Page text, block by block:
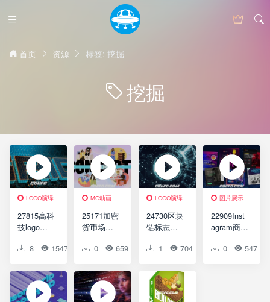
首页 资源 标签: 挖掘
挖掘
LOGO演绎
27815高科
技logo演
模版Hi-
Reveal
8 1547 0 0
MG动画
25171加密
货币场景
画AE模板
ency –
Scene
Situation
0 659 0 0
LOGO演绎
24730区块
链标志标
模板
Logo ID
1 704 0 0
图片展示
22909Inst
agram商业
演示AE模
0 547